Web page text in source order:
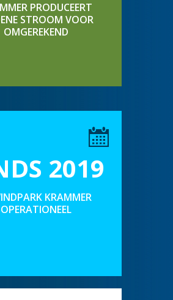
PRODUCEERT
STROOM VOOR
OMGEREKEND
2019
KRAMMER
OPERATIONEEL